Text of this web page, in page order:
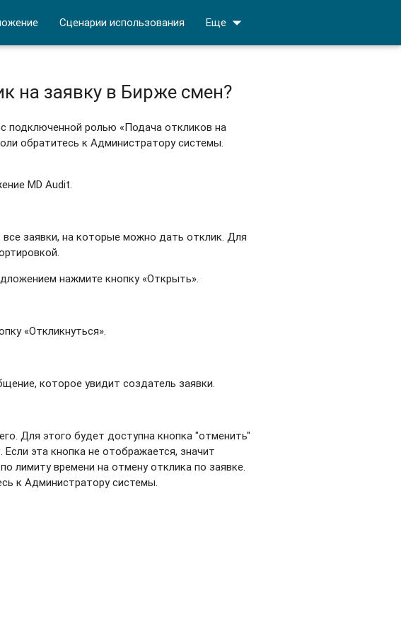
Сценарии использования Еще arrow_drop_down
на заявку в Бирже смен?
подключенной ролью «Подача откликов на
обратитесь к Администратору системы.
MD Audit.
заявки, на которые можно дать отклик. Для
нажмите кнопку «Открыть».
«Откликнуться».
которое увидит создатель заявки.
Для этого будет доступна кнопка "отменить"
Если эта кнопка не отображается, значит
лимиту времени на отмену отклика по заявке.
к Администратору системы.